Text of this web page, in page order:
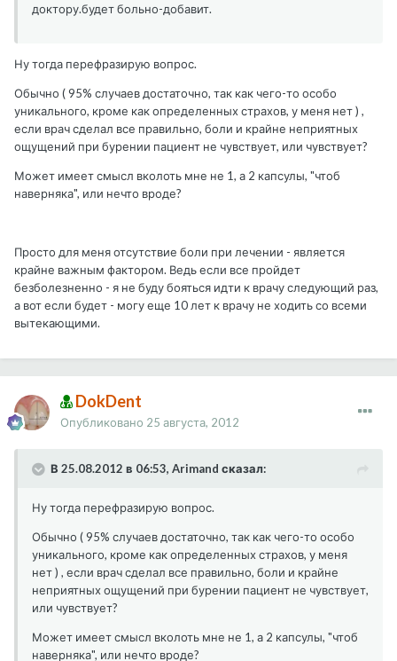
доктору.будет больно-добавит.
Ну тогда перефразирую вопрос.
Обычно ( 95% случаев достаточно, так как чего-то особо
уникального, кроме как определенных страхов, у меня нет ) ,
если врач сделал все правильно, боли и крайне неприятных
ощущений при бурении пациент не чувствует, или чувствует?
Может имеет смысл вколоть мне не 1, а 2 капсулы, "чтоб
наверняка", или нечто вроде?
Просто для меня отсутствие боли при лечении - является
крайне важным фактором. Ведь если все пройдет
безболезненно - я не буду бояться идти к врачу следующий раз,
а вот если будет - могу еще 10 лет к врачу не ходить со всеми
вытекающими.
DokDent
Опубликовано 25 августа, 2012
В 25.08.2012 в 06:53, Arimand сказал:
Ну тогда перефразирую вопрос.
Обычно ( 95% случаев достаточно, так как чего-то особо
уникального, кроме как определенных страхов, у меня
нет ) , если врач сделал все правильно, боли и крайне
неприятных ощущений при бурении пациент не чувствует,
или чувствует?
Может имеет смысл вколоть мне не 1, а 2 капсулы, "чтоб
наверняка", или нечто вроде?